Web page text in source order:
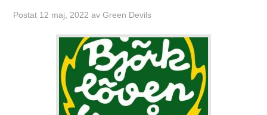
Postat 12 maj, 2022 avGreen Devils